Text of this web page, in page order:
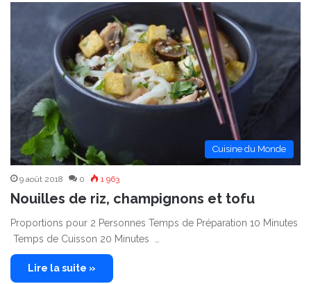
Cuisine du Monde
9 août 2018 0 1 963
Nouilles de riz, champignons et tofu
Proportions pour 2 Personnes Temps de Préparation 10 Minutes
Temps de Cuisson 20 Minutes …
Lire la suite »